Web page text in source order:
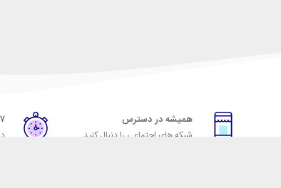
همیشه در دسترس
شبکه های اجتماعی را دنبال کنید
۷ روز ضمانت بازگشت